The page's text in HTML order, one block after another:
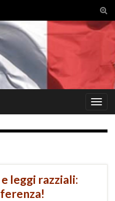
leggi razziali: